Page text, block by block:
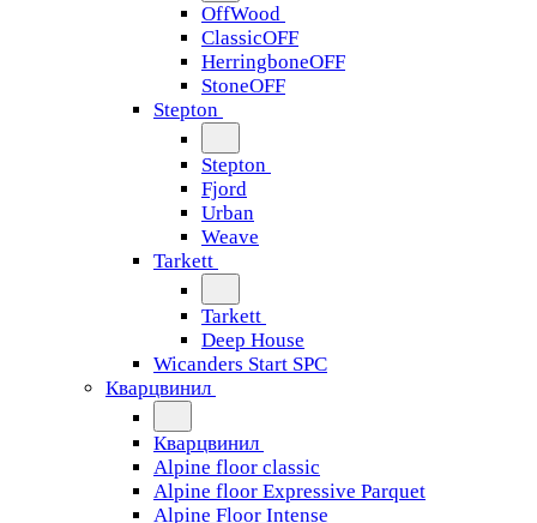
OffWood
ClassicOFF
HerringboneOFF
StoneOFF
Stepton
Stepton
Fjord
Urban
Weave
Tarkett
Tarkett
Deep House
Wicanders Start SPC
Кварцвинил
Кварцвинил
Alpine floor classic
Alpine floor Expressive Parquet
Alpine Floor Intense